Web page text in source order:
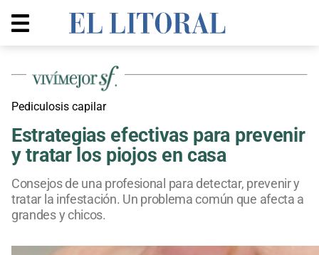
Pediculosis capilar
Estrategias efectivas para prevenir
y tratar los piojos en casa
Consejos de una profesional para detectar, prevenir y
tratar la infestación. Un problema común que afecta a
grandes y chicos.